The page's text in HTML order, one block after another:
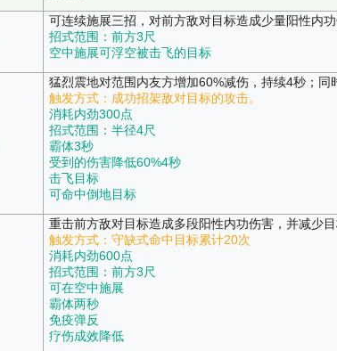
可连续施展三招，对前方敌对目标造成少量阳性内功
招式范围：前方3尺
空中施展可浮空被击飞的目标
猛烈震地对范围内友方增加60%减伤，持续4秒；同
触发方式：成功招架敌对目标的攻击。
消耗内劲300点
招式范围：半径4尺
霸体3秒
受到的伤害降低60%4秒
击飞目标
可命中倒地目标
重击前方敌对目标造成多段阳性内功伤害，并减少
触发方式：守缺式命中目标累计20次
消耗内劲600点
招式范围：前方3尺
可在空中施展
霸体两秒
免疫弹反
疗伤成效降低